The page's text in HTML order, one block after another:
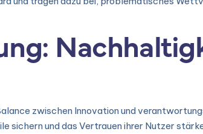
zwischen Innovation und
und das Vertrauen ihrer Nutzer